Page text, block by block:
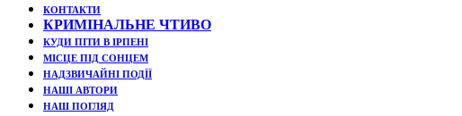
КОНТАКТИ
КРИМІНАЛЬНЕ ЧТИВО
КУДИ ПІТИ В ІРПЕНІ
МІСЦЕ ПІД СОНЦЕМ
НАДЗВИЧАЙНІ ПОДЇЇ
НАШІ АВТОРИ
НАШ ПОГЛЯД